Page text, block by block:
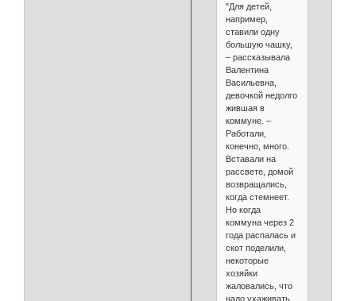
"Для детей,
например,
ставили одну
большую чашку,
– рассказывала
Валентина
Васильевна,
девочкой недолго
жившая в
коммуне. –
Работали,
конечно, много.
Вставали на
рассвете, домой
возвращались,
когда стемнеет.
Но когда
коммуна через 2
года распалась и
скот поделили,
некоторые
хозяйки
жаловались, что
надо ухаживать